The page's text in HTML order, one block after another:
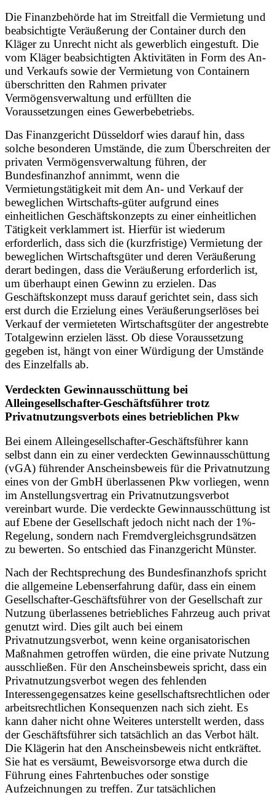
Die Finanzbehörde hat im Streitfall die Vermietung und
beabsichtigte Veräußerung der Container durch den
Kläger zu Unrecht nicht als gewerblich eingestuft. Die
vom Kläger beabsichtigten Aktivitäten in Form des An-
und Verkaufs sowie der Vermietung von Containern
überschritten den Rahmen privater
Vermögensverwaltung und erfüllten die
Voraussetzungen eines Gewerbebetriebs.
Das Finanzgericht Düsseldorf wies darauf hin, dass
solche besonderen Umstände, die zum Überschreiten der
privaten Vermögensverwaltung führen, der
Bundesfinanzhof annimmt, wenn die
Vermietungstätigkeit mit dem An- und Verkauf der
beweglichen Wirtschafts-güter aufgrund eines
einheitlichen Geschäftskonzepts zu einer einheitlichen
Tätigkeit verklammert ist. Hierfür ist wiederum
erforderlich, dass sich die (kurzfristige) Vermietung der
beweglichen Wirtschaftsgüter und deren Veräußerung
derart bedingen, dass die Veräußerung erforderlich ist,
um überhaupt einen Gewinn zu erzielen. Das
Geschäftskonzept muss darauf gerichtet sein, dass sich
erst durch die Erzielung eines Veräußerungserlöses bei
Verkauf der vermieteten Wirtschaftsgüter der angestrebte
Totalgewinn erzielen lässt. Ob diese Voraussetzung
gegeben ist, hängt von einer Würdigung der Umstände
des Einzelfalls ab.
Verdeckten Gewinnausschüttung bei
Alleingesellschafter-Geschäftsführer trotz
Privatnutzungsverbots eines betrieblichen Pkw
Bei einem Alleingesellschafter-Geschäftsführer kann
selbst dann ein zu einer verdeckten Gewinnausschüttung
(vGA) führender Anscheinsbeweis für die Privatnutzung
eines von der GmbH überlassenen Pkw vorliegen, wenn
im Anstellungsvertrag ein Privatnutzungsverbot
vereinbart wurde. Die verdeckte Gewinnausschüttung ist
auf Ebene der Gesellschaft jedoch nicht nach der 1%-
Regelung, sondern nach Fremdvergleichsgrundsätzen
zu bewerten. So entschied das Finanzgericht Münster.
Nach der Rechtsprechung des Bundesfinanzhofs spricht
die allgemeine Lebenserfahrung dafür, dass ein einem
Gesellschafter-Geschäftsführer von der Gesellschaft zur
Nutzung überlassenes betriebliches Fahrzeug auch privat
genutzt wird. Dies gilt auch bei einem
Privatnutzungsverbot, wenn keine organisatorischen
Maßnahmen getroffen würden, die eine private Nutzung
ausschließen. Für den Anscheinsbeweis spricht, dass ein
Privatnutzungsverbot wegen des fehlenden
Interessengegensatzes keine gesellschaftsrechtlichen oder
arbeitsrechtlichen Konsequenzen nach sich zieht. Es
kann daher nicht ohne Weiteres unterstellt werden, dass
der Geschäftsführer sich tatsächlich an das Verbot hält.
Die Klägerin hat den Anscheinsbeweis nicht entkräftet.
Sie hat es versäumt, Beweisvorsorge etwa durch die
Führung eines Fahrtenbuches oder sonstige
Aufzeichnungen zu treffen. Zur tatsächlichen